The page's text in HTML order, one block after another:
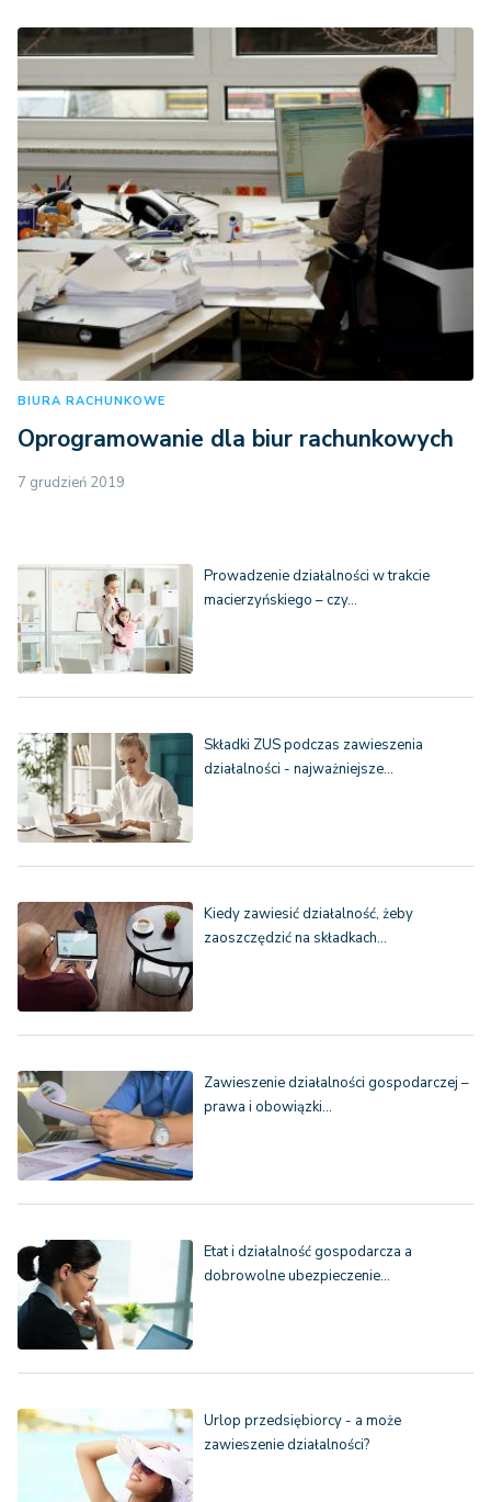
BIURA RACHUNKOWE
Oprogramowanie dla biur rachunkowych
7 grudzień 2019
Prowadzenie działalności w trakcie
macierzyńskiego – czy…
Składki ZUS podczas zawieszenia
działalności - najważniejsze…
Kiedy zawiesić działalność, żeby
zaoszczędzić na składkach…
Zawieszenie działalności gospodarczej –
prawa i obowiązki…
Etat i działalność gospodarcza a
dobrowolne ubezpieczenie…
Urlop przedsiębiorcy - a może
zawieszenie działalności?